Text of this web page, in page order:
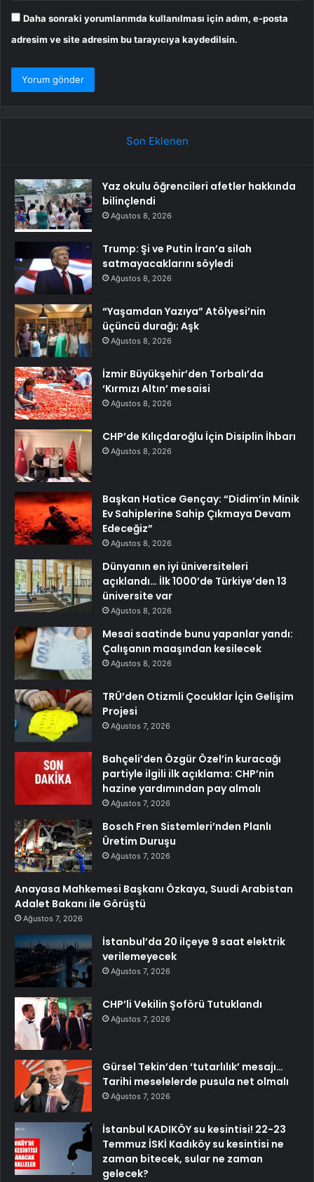
Daha sonraki yorumlarımda kullanılması için adım, e-posta
adresim ve site adresim bu tarayıcıya kaydedilsin.
Son Eklenen
Yaz okulu öğrencileri afetler hakkında
bilinçlendi
Ağustos 8, 2026
Trump: Şi ve Putin İran’a silah
satmayacaklarını söyledi
Ağustos 8, 2026
“Yaşamdan Yazıya” Atölyesi’nin
üçüncü durağı; Aşk
Ağustos 8, 2026
İzmir Büyükşehir’den Torbalı’da
‘Kırmızı Altın’ mesaisi
Ağustos 8, 2026
CHP’de Kılıçdaroğlu İçin Disiplin İhbarı
Ağustos 8, 2026
Başkan Hatice Gençay: “Didim’in Minik
Ev Sahiplerine Sahip Çıkmaya Devam
Edeceğiz”
Ağustos 8, 2026
Dünyanın en iyi üniversiteleri
açıklandı… İlk 1000’de Türkiye’den 13
üniversite var
Ağustos 8, 2026
Mesai saatinde bunu yapanlar yandı:
Çalışanın maaşından kesilecek
Ağustos 8, 2026
TRÜ’den Otizmli Çocuklar İçin Gelişim
Projesi
Ağustos 7, 2026
Bahçeli’den Özgür Özel’in kuracağı
partiyle ilgili ilk açıklama: CHP’nin
hazine yardımından pay almalı
Ağustos 7, 2026
Bosch Fren Sistemleri’nden Planlı
Üretim Duruşu
Ağustos 7, 2026
Anayasa Mahkemesi Başkanı Özkaya, Suudi Arabistan
Adalet Bakanı ile Görüştü
Ağustos 7, 2026
İstanbul’da 20 ilçeye 9 saat elektrik
verilemeyecek
Ağustos 7, 2026
CHP’li Vekilin Şoförü Tutuklandı
Ağustos 7, 2026
Gürsel Tekin’den ‘tutarlılık’ mesajı…
Tarihi meselelerde pusula net olmalı
Ağustos 7, 2026
İstanbul KADIKÖY su kesintisi! 22-23
Temmuz İSKİ Kadıköy su kesintisi ne
zaman bitecek, sular ne zaman
gelecek?